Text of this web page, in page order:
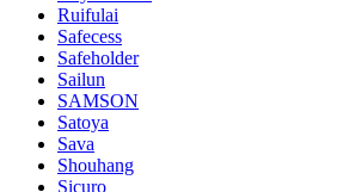
Ruifulai
Safecess
Safeholder
Sailun
SAMSON
Satoya
Sava
Shouhang
Sicuro